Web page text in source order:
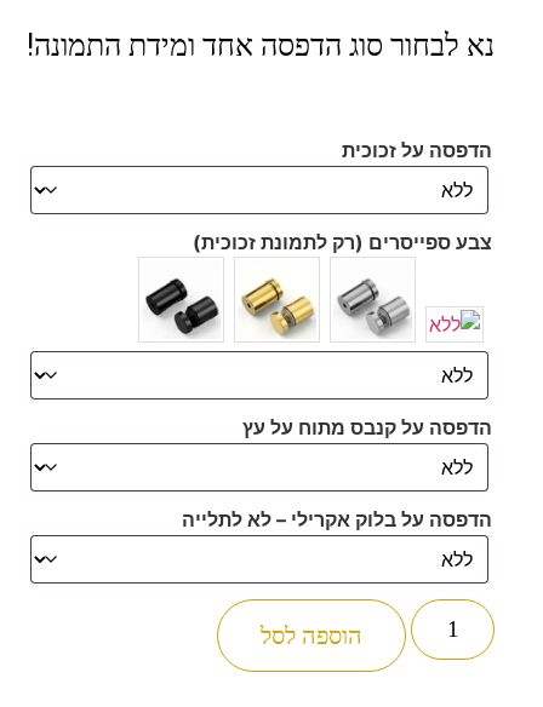
נא לבחור סוג הדפסה אחד ומידת התמונה!
הדפסה על זכוכית
צבע ספייסרים (רק לתמונת זכוכית)
הדפסה על קנבס מתוח על עץ
הדפסה על בלוק אקרילי – לא לתלייה
הוספה לסל